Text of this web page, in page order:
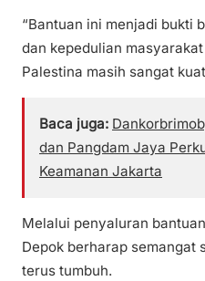
“Bantuan ini menjadi bukti
dan kepedulian
Palestina masih sangat
Baca juga:
dan Pangdam Jaya
Keamanan Jakarta
Melalui penyaluran
Depok berharap semangat
terus tumbuh.